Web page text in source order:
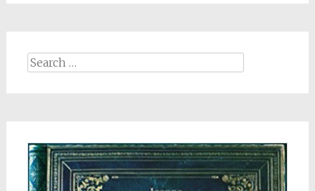
Search
for: